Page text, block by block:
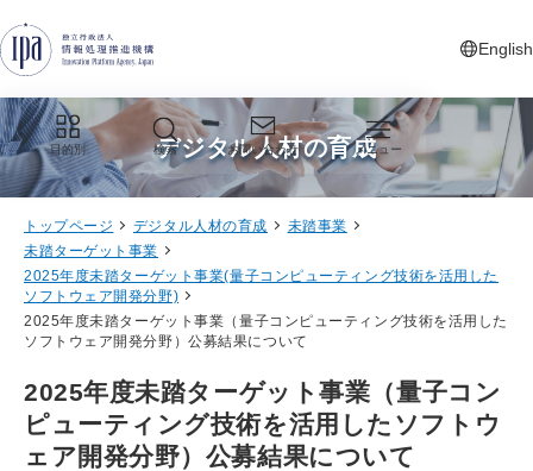
English
新しいタ
目的別 検索 お問い合わせ メニュー
デジタル人材の育成
トップページ デジタル人材の育成
未踏事業
未踏ターゲット事業
2025年度未踏ターゲット事業(量子コンピューティング技術を活用した
ソフトウェア開発分野)
2025年度未踏ターゲット事業（量子コンピューティング技術を活用した
ソフトウェア開発分野）公募結果について
2025年度未踏ターゲット事業（量子コン
ピューティング技術を活用したソフトウ
ェア開発分野）公募結果について